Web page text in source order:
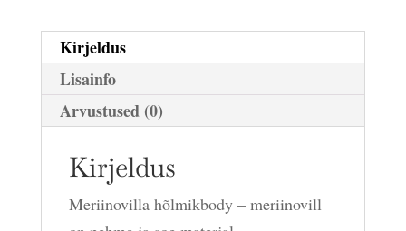
Kirjeldus
Lisainfo
Arvustused (0)
Kirjeldus
Meriinovilla hõlmikbody – meriinovill